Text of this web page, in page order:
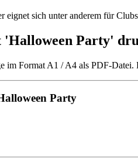
eignet sich unter anderem für
'Halloween Party'
im Format A1 / A4 als PDF-
Party